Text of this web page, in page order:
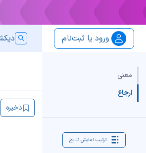
ورود یا ثبت‌نام
معنی
ارجاع
ترتیب نمایش نتایج
ذخیره